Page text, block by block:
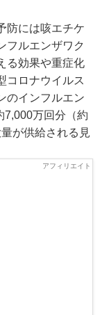
防には咳エチケ
フルエンザワク
る効果や重症化
コロナウイルス
のインフルエン
7,000万回分（約
が供給される見